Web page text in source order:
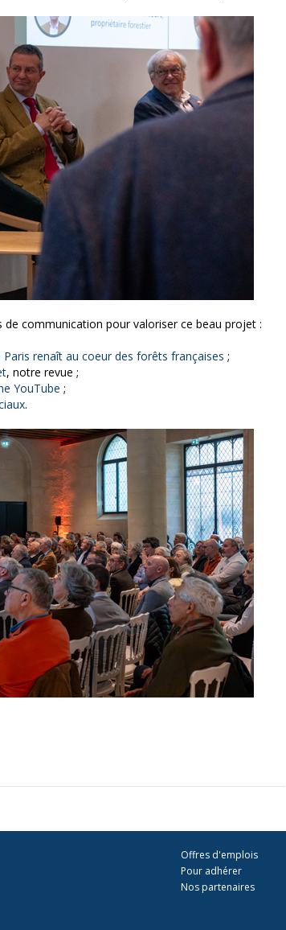
communication pour valoriser ce beau projet :
renaît au coeur des forêts françaises ;
, notre revue ;
YouTube ;
.
Offres d'emplois
Pour adhérer
Nos partenaires